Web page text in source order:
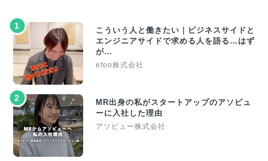
1
こういう人と働きたい｜ビジネスサイドと
エンジニアサイドで求める人を語る…はず
が…
efoo株式会社
2
MR出身の私がスタートアップのアソビュ
ーに入社した理由
アソビュー株式会社